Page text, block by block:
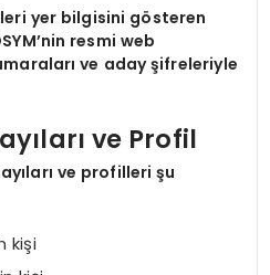
yer bilgisini gösteren
resmi web
ve aday şifreleriyle
ve Profil
ve profilleri şu
kişi